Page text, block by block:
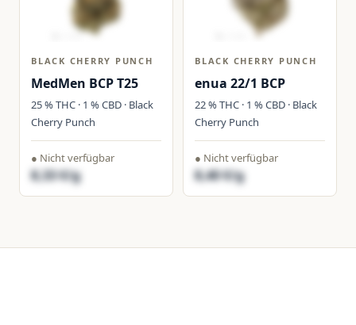
BLACK CHERRY PUNCH
MedMen BCP T25
25 % THC · 1 % CBD · Black
Cherry Punch
● Nicht verfügbar
8,33 €/g
BLACK CHERRY PUNCH
enua 22/1 BCP
22 % THC · 1 % CBD · Black
Cherry Punch
● Nicht verfügbar
8,40 €/g